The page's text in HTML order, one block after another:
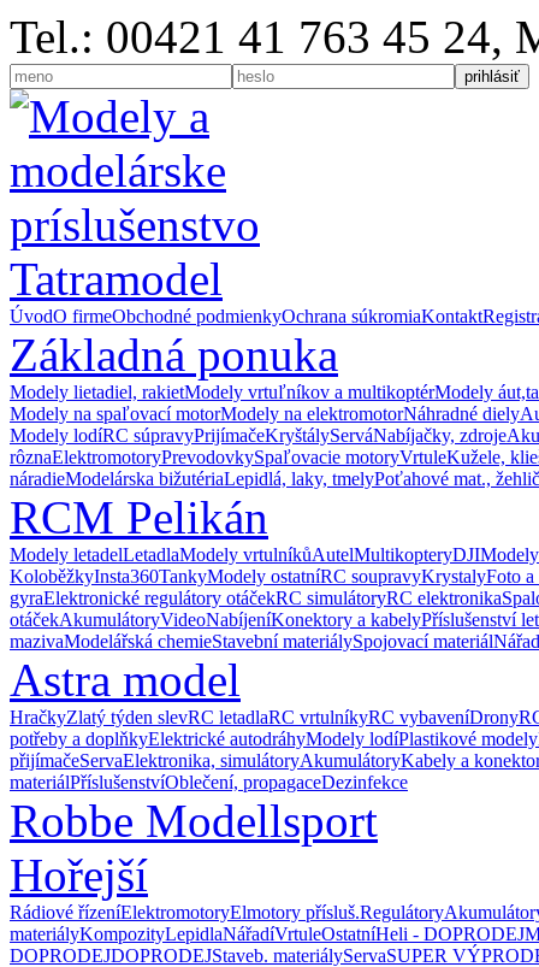
Tel.: 00421 41 763 45 24,
ÚvodO firmeObchodné podmienkyOchrana súkromiaKontakt
Základná ponuka
Modely lietadiel, rakietModely vrtuľníkov a multikoptérModely
Modely na spaľovací motorModely na elektromotorNáhradné diely
Modely lodíRC súpravyPrijímačeKryštályServáNabíjačky, zdroje
rôznaElektromotoryPrevodovkySpaľovacie motoryVrtuleKužele,
náradieModelárska bižutériaLepidlá, laky, tmelyPoťahové mat.,
RCM Pelikán
Modely letadelLetadlaModely vrtulníkůAutelMultikopteryDJI
KoloběžkyInsta360TankyModely ostatníRC soupravyKrystalyFoto
gyraElektronické regulátory otáčekRC simulátoryRC elektronika
otáčekAkumulátoryVideoNabíjeníKonektory a kabelyPříslušenství
mazivaModelářská chemieStavební materiálySpojovací materiál
Astra model
HračkyZlatý týden slevRC letadlaRC vrtulníkyRC vybaveníDrony
potřeby a doplňkyElektrické autodráhyModely lodíPlastikové modely
přijímačeServaElektronika, simulátoryAkumulátoryKabely a
materiálPříslušenstvíOblečení, propagaceDezinfekce
Robbe Modellsport
Hořejší
Rádiové řízeníElektromotoryElmotory přísluš.Regulátory
materiályKompozityLepidlaNářadíVrtuleOstatníHeli - DOPRODEJ
DOPRODEJDOPRODEJStaveb. materiályServaSUPER